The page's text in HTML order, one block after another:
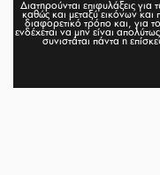
Διατηρούνται επιφυλάξεις για
καθώς και μεταξύ εικόνων
διαφορετικό τρόπο και, για
ενδέχεται να μην είναι
συνιστάται πάντα η